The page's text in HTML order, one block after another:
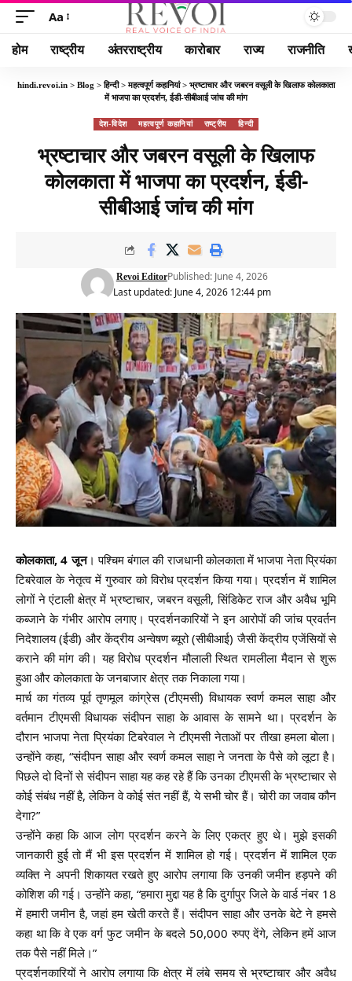
Aa
होम राष्ट्रीय अंतरराष्ट्रीय कारोबार राज्य राजनीति
hindi.revoi.in > Blog >हिन्दी>महत्वपूर्ण कहानियां> भ्रष्टाचार और जबरन वसूली के खिलाफ कोलकाता
में भाजपा का प्रदर्शन, ईडी-सीबीआई जांच की मांग
देश-विदेश महत्वपूर्ण कहानियां राष्ट्रीय हिन्दी
भ्रष्टाचार और जबरन वसूली के खिलाफ
कोलकाता में भाजपा का प्रदर्शन, ईडी-
सीबीआई जांच की मांग
Last updated: June 4, 2026 12:44 pm
Revoi EditorPublished: June 4, 2026
कोलकाता, 4 जून। पश्चिम बंगाल की राजधानी कोलकाता में भाजपा नेता प्रियंका
टिबरेवाल के नेतृत्व में गुरुवार को विरोध प्रदर्शन किया गया। प्रदर्शन में शामिल
लोगों ने एंटाली क्षेत्र में भ्रष्टाचार, जबरन वसूली, सिंडिकेट राज और अवैध भूमि
कब्जाने के गंभीर आरोप लगाए। प्रदर्शनकारियों ने इन आरोपों की जांच प्रवर्तन
निदेशालय (ईडी) और केंद्रीय अन्वेषण ब्यूरो (सीबीआई) जैसी केंद्रीय एजेंसियों से
कराने की मांग की। यह विरोध प्रदर्शन मौलाली स्थित रामलीला मैदान से शुरू
हुआ और कोलकाता के जनबाजार क्षेत्र तक निकाला गया।
मार्च का गंतव्य पूर्व तृणमूल कांग्रेस (टीएमसी) विधायक स्वर्ण कमल साहा और
वर्तमान टीएमसी विधायक संदीपन साहा के आवास के सामने था। प्रदर्शन के
दौरान भाजपा नेता प्रियंका टिबरेवाल ने टीएमसी नेताओं पर तीखा हमला बोला।
उन्होंने कहा, “संदीपन साहा और स्वर्ण कमल साहा ने जनता के पैसे को लूटा है।
पिछले दो दिनों से संदीपन साहा यह कह रहे हैं कि उनका टीएमसी के भ्रष्टाचार से
कोई संबंध नहीं है, लेकिन वे कोई संत नहीं हैं, ये सभी चोर हैं। चोरी का जवाब कौन
देगा?”
उन्होंने कहा कि आज लोग प्रदर्शन करने के लिए एकत्र हुए थे। मुझे इसकी
जानकारी हुई तो मैं भी इस प्रदर्शन में शामिल हो गई। प्रदर्शन में शामिल एक
व्यक्ति ने अपनी शिकायत रखते हुए आरोप लगाया कि उनकी जमीन हड़पने की
कोशिश की गई। उन्होंने कहा, “हमारा मुद्दा यह है कि दुर्गापुर जिले के वार्ड नंबर 18
में हमारी जमीन है, जहां हम खेती करते हैं। संदीपन साहा और उनके बेटे ने हमसे
कहा था कि वे एक वर्ग फुट जमीन के बदले 50,000 रुपए देंगे, लेकिन हमें आज
तक पैसे नहीं मिले।”
प्रदर्शनकारियों ने आरोप लगाया कि क्षेत्र में लंबे समय से भ्रष्टाचार और अवैध